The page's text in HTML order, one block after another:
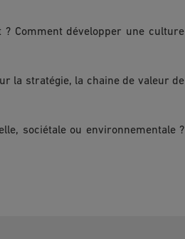
Comment développer une culture
la stratégie, la chaine de valeur de
sociétale ou environnementale ?